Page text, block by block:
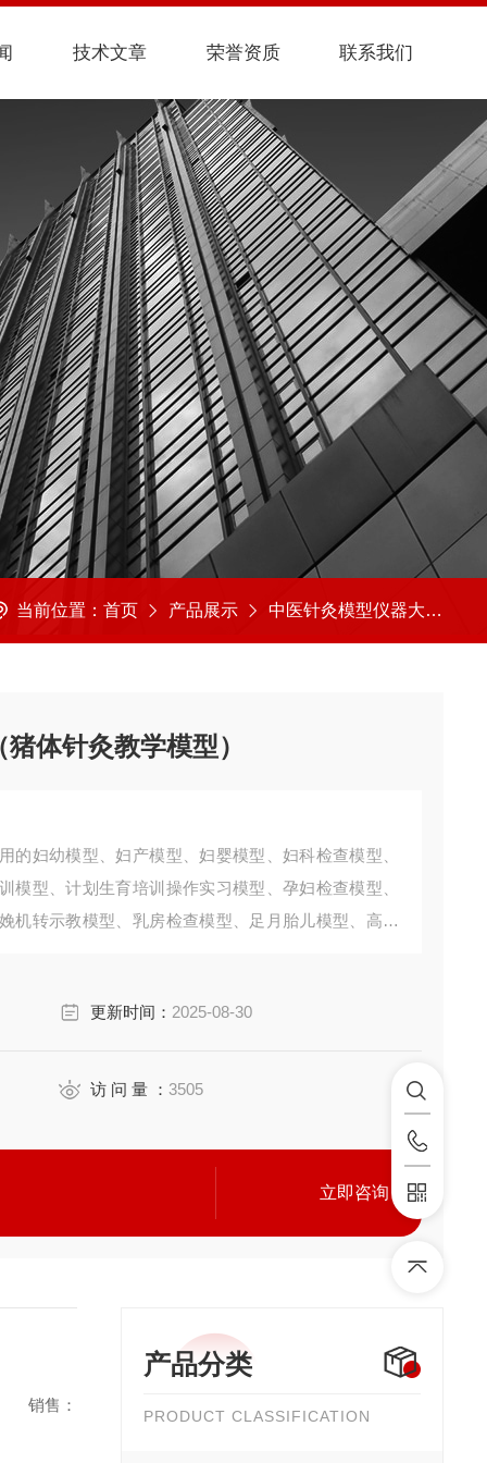
技术文章 荣誉资质 联系我们
当前位置： 首页 产品展示 中医针灸模型仪器大全
体针灸教学模型）
的妇幼模型、妇产模型、妇婴模型、妇科检查模型、
模型、计划生育培训操作实习模型、孕妇检查模型、
机转示教模型、乳房检查模型、足月胎儿模型、高级
更新时间： 2025-08-30
访 问 量 ：3505
立即咨询
产品分类
PRODUCT CLASSIFICATION
销售：